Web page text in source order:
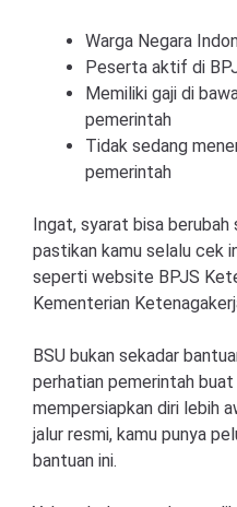
Warga Negara
Peserta aktif di
Memiliki gaji di
pemerintah
Tidak sedang
pemerintah
Ingat, syarat bisa
pastikan kamu selalu cek
seperti website BPJS
Kementerian
BSU bukan sekadar
perhatian pemerintah buat
mempersiapkan diri lebih
jalur resmi, kamu punya
bantuan ini.